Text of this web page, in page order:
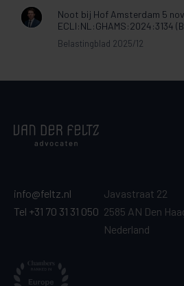
Noot bij Hof Amsterdam 5
ECLI:NL:GHAMS:2024:3134
Belastingblad 2025/12
info@feltz.nl
Tel +31 70 31 31 050
Javastraat 22
2585 AN Den
Nederland